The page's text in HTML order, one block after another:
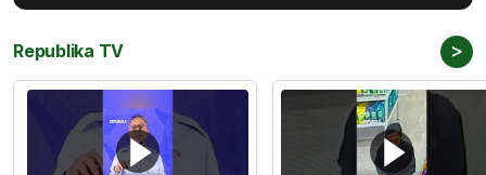
Republika TV >